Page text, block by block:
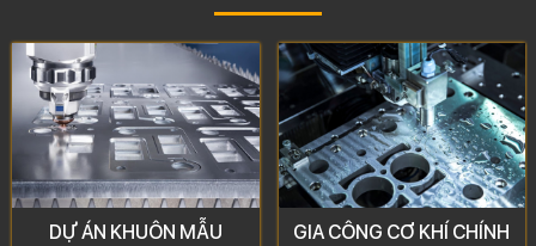
KHUÔN MẪU
GIA CÔNG CƠ KHÍ CHÍNH
CÔNG